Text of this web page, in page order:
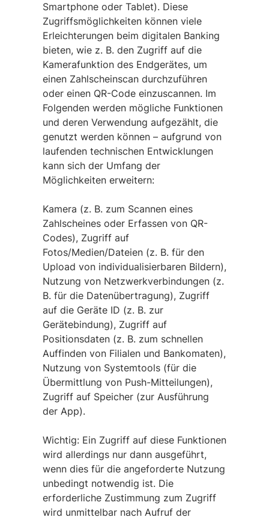
Smartphone oder Tablet). Diese
Zugriffsmöglichkeiten können viele
Erleichterungen beim digitalen Banking
bieten, wie z. B. den Zugriff auf die
Kamerafunktion des Endgerätes, um
einen Zahlscheinscan durchzuführen
oder einen QR-Code einzuscannen. Im
Folgenden werden mögliche Funktionen
und deren Verwendung aufgezählt, die
genutzt werden können – aufgrund von
laufenden technischen Entwicklungen
kann sich der Umfang der
Möglichkeiten erweitern:
Kamera (z. B. zum Scannen eines
Zahlscheines oder Erfassen von QR-
Codes), Zugriff auf
Fotos/Medien/Dateien (z. B. für den
Upload von individualisierbaren Bildern),
Nutzung von Netzwerkverbindungen (z.
B. für die Datenübertragung), Zugriff
auf die Geräte ID (z. B. zur
Gerätebindung), Zugriff auf
Positionsdaten (z. B. zum schnellen
Auffinden von Filialen und Bankomaten),
Nutzung von Systemtools (für die
Übermittlung von Push-Mitteilungen),
Zugriff auf Speicher (zur Ausführung
der App).
Wichtig: Ein Zugriff auf diese Funktionen
wird allerdings nur dann ausgeführt,
wenn dies für die angeforderte Nutzung
unbedingt notwendig ist. Die
erforderliche Zustimmung zum Zugriff
wird unmittelbar nach Aufruf der